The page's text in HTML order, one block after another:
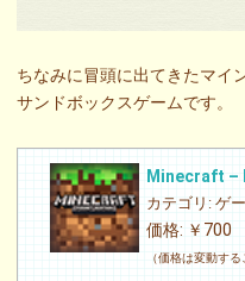
ちなみに冒頭に出てきたマイ
サンドボックスゲームです。
Minecraft –
カテゴリ: ゲ
価格: ￥700
（価格は変動す